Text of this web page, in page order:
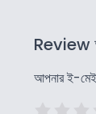
Review
আপনার ই-